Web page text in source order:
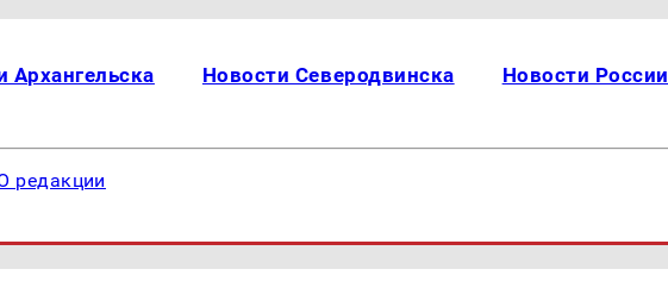
Архангельска Новости Северодвинска Новости России
редакции